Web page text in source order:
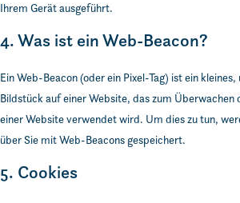
Ihrem Gerät ausgeführt.
4. Was ist ein Web-Beacon?
Ein Web-Beacon (oder ein Pixel-Tag) ist ein
Bildstück auf einer Website, das zum Überwachen
einer Website verwendet wird. Um dies zu tun,
über Sie mit Web-Beacons gespeichert.
5. Cookies